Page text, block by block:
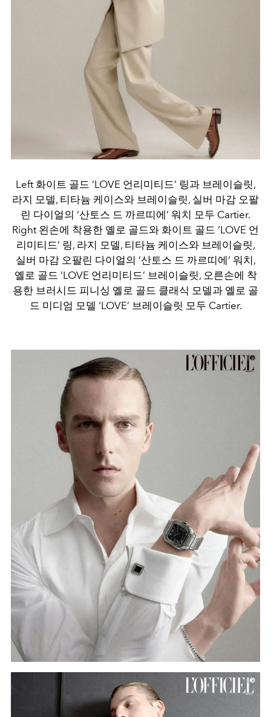
Left 화이트 골드 ‘LOVE 언리미티드’ 링과 브레이슬릿,
라지 모델, 티타늄 케이스와 브레이슬릿, 실버 마감 오팔
린 다이얼의 ‘산토스 드 까르띠에’ 워치 모두 Cartier.
Right 왼손에 착용한 옐로 골드와 화이트 골드 ‘LOVE 언
리미티드’ 링, 라지 모델, 티타늄 케이스와 브레이슬릿,
실버 마감 오팔린 다이얼의 ‘산토스 드 까르띠에’ 워치,
옐로 골드 ‘LOVE 언리미티드’ 브레이슬릿, 오른손에 착
용한 브러시드 피니싱 옐로 골드 클래식 모델과 옐로 골
드 미디엄 모델 ‘LOVE’ 브레이슬릿 모두 Cartier.